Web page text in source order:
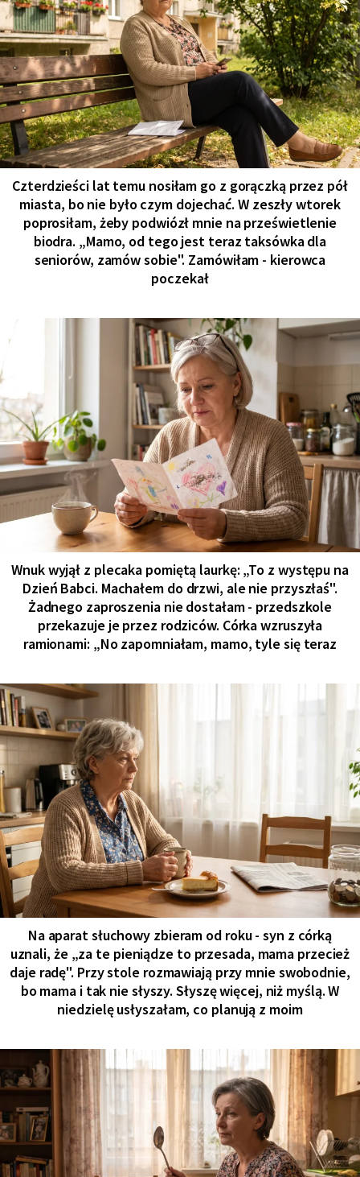
Czterdzieści lat temu nosiłam go z gorączką przez pół
miasta, bo nie było czym dojechać. W zeszły wtorek
poprosiłam, żeby podwiózł mnie na prześwietlenie
biodra. „Mamo, od tego jest teraz taksówka dla
seniorów, zamów sobie". Zamówiłam - kierowca
poczekał
Wnuk wyjął z plecaka pomiętą laurkę: „To z występu na
Dzień Babci. Machałem do drzwi, ale nie przyszłaś".
Żadnego zaproszenia nie dostałam - przedszkole
przekazuje je przez rodziców. Córka wzruszyła
ramionami: „No zapomniałam, mamo, tyle się teraz
Na aparat słuchowy zbieram od roku - syn z córką
uznali, że „za te pieniądze to przesada, mama przecież
daje radę". Przy stole rozmawiają przy mnie swobodnie,
bo mama i tak nie słyszy. Słyszę więcej, niż myślą. W
niedzielę usłyszałam, co planują z moim